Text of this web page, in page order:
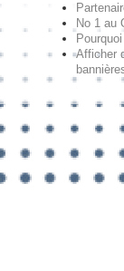
No 1 au
Afficher